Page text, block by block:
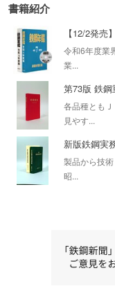
書籍紹介
【12/2発売
令和6年度業
業...
第73版 鉄鋼
各品種とも
見やす...
新版鉄鋼実
製品から技
昭...